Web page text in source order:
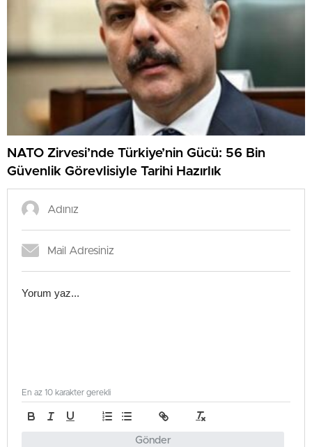
NATO Zirvesi’nde Türkiye’nin Gücü: 56 Bin
Güvenlik Görevlisiyle Tarihi Hazırlık
Gönder
En az 10 karakter gerekli